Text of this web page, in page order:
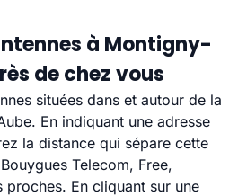
à Montigny-
de chez vous
situées dans et autour de la
En indiquant une adresse
la distance qui sépare cette
Telecom, Free,
proches. En cliquant sur une